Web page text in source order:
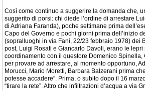
Così come continuo a suggerire la domanda che,
suggerito di porsi: chi diede l’ordine di arrestare
di Adriana Faranda), poche settimane prima
Capo del Governo e pochi giorni prima dell’inizio
(sopralluoghi in via Fani, 22/23 febbraio 1978) dei
post, Luigi Rosati e Giancarlo Davoli, erano le lepri
coordinamento con il questore Domenico Spinella,
per provare ad arrestare, al momento opportuno,
Morucci, Mario Moretti, Barbara Balzerani prima
potesse accadere”. Prima, o subito dopo il 16
“tirare la rete”. Altro che infiltrazioni d’acqua a via